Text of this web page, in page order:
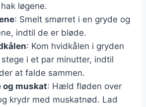
løgene.
: Smelt smørret i en gryde og
indtil de er bløde.
: Kom hvidkålen i gryden
i et par minutter, indtil
at falde sammen.
muskat: Hæld fløden over
krydr med muskatnød. Lad